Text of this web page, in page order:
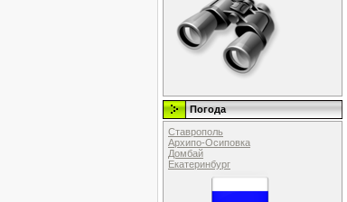
Погода
Ставрополь
Архипо-Осиповка
Домбай
Екатеринбург